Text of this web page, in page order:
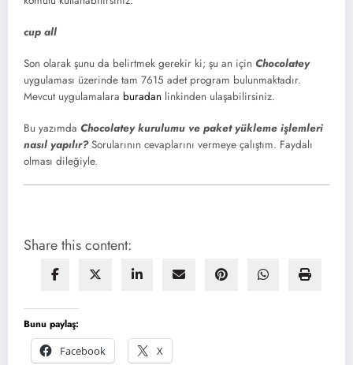
cup all
Son olarak şunu da belirtmek gerekir ki; şu an için Chocolatey
uygulaması üzerinde tam 7615 adet program bulunmaktadır.
Mevcut uygulamalara buradan linkinden ulaşabilirsiniz.
Bu yazımda Chocolatey kurulumu ve paket yükleme işlemleri
nasıl yapılır?Sorularının cevaplarını vermeye çalıştım. Faydalı
olması dileğiyle.
Share this content:
Bunu paylaş:
Facebook
X